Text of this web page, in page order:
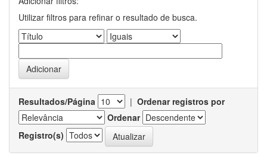
Utilizar filtros para refinar o resultado de busca.
Resultados/Página | Ordenar registros por
Ordenar
Registro(s)